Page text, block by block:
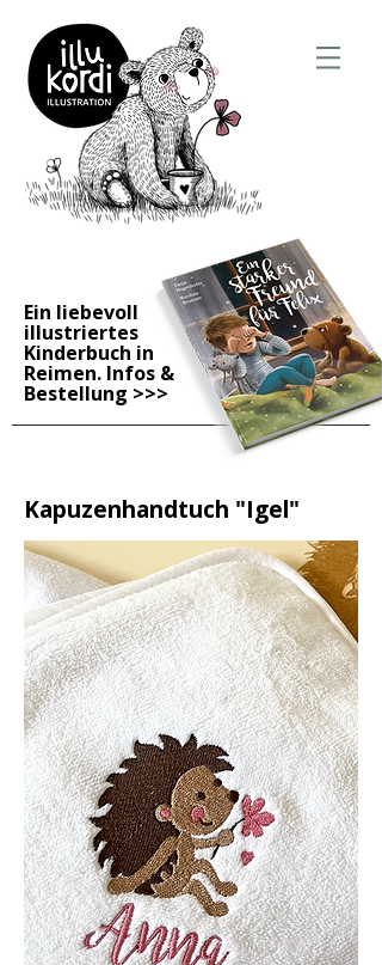
Ein liebevoll
illustriertes
Kinderbuch in
Reimen. Infos &
Bestellung >>>
Kapuzenhandtuch "Igel"